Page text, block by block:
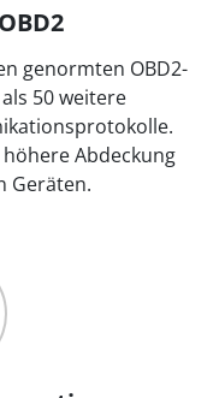
genormten OBD2-
50 weitere
Abdeckung
Geräten.